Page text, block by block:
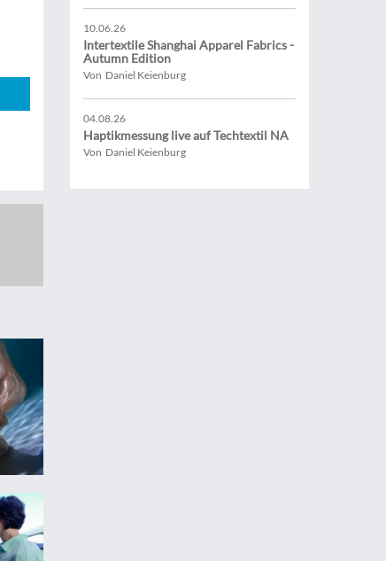
10.06.26
Intertextile Shanghai Apparel Fabrics -
Autumn Edition
Von Daniel Keienburg
04.08.26
Haptikmessung live auf Techtextil NA
Von Daniel Keienburg